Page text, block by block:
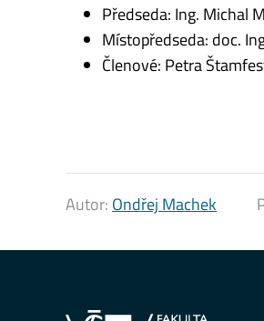
Předseda: Ing. Michal
Místopředseda: doc.
Členové: Petra
Autor: Ondřej Machek